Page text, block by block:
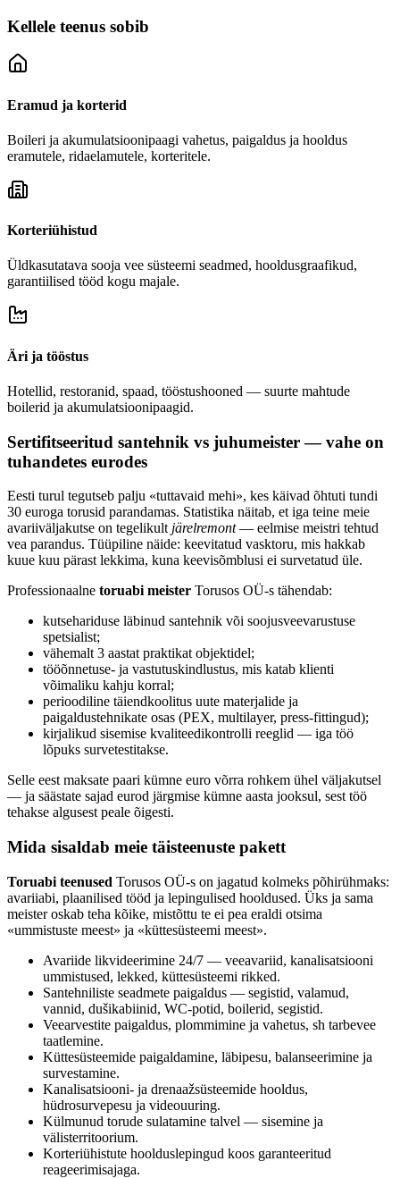
Kellele teenus sobib
Eramud ja korterid
Boileri ja akumulatsioonipaagi vahetus, paigaldus ja hooldus
eramutele, ridaelamutele, korteritele.
Korteriühistud
Üldkasutatava sooja vee süsteemi seadmed, hooldusgraafikud,
garantiilised tööd kogu majale.
Äri ja tööstus
Hotellid, restoranid, spaad, tööstushooned — suurte mahtude
boilerid ja akumulatsioonipaagid.
Sertifitseeritud santehnik vs juhumeister — vahe on
tuhandetes eurodes
Eesti turul tegutseb palju «tuttavaid mehi», kes käivad õhtuti tundi
30 euroga torusid parandamas. Statistika näitab, et iga teine meie
avariiväljakutse on tegelikult järelremont— eelmise meistri tehtud
vea parandus. Tüüpiline näide: keevitatud vasktoru, mis hakkab
kuue kuu pärast lekkima, kuna keevisõmblusi ei survetatud üle.
Professionaalne toruabi meister Torusos OÜ-s tähendab:
kutsehariduse läbinud santehnik või soojusveevarustuse
spetsialist;
vähemalt 3 aastat praktikat objektidel;
tööõnnetuse- ja vastutuskindlustus, mis katab klienti
võimaliku kahju korral;
perioodiline täiendkoolitus uute materjalide ja
paigaldustehnikate osas (PEX, multilayer, press-fittingud);
kirjalikud sisemise kvaliteedikontrolli reeglid — iga töö
lõpuks survetestitakse.
Selle eest maksate paari kümne euro võrra rohkem ühel väljakutsel
— ja säästate sajad eurod järgmise kümne aasta jooksul, sest töö
tehakse algusest peale õigesti.
Mida sisaldab meie täisteenuste pakett
Toruabi teenused Torusos OÜ-s on jagatud kolmeks põhirühmaks:
avariiabi, plaanilised tööd ja lepingulised hooldused. Üks ja sama
meister oskab teha kõike, mistõttu te ei pea eraldi otsima
«ummistuste meest» ja «küttesüsteemi meest».
Avariide likvideerimine 24/7 — veeavariid, kanalisatsiooni
ummistused, lekked, küttesüsteemi rikked.
Santehniliste seadmete paigaldus — segistid, valamud,
vannid, dušikabiinid, WC-potid, boilerid, segistid.
Veearvestite paigaldus, plommimine ja vahetus, sh tarbevee
taatlemine.
Küttesüsteemide paigaldamine, läbipesu, balanseerimine ja
survestamine.
Kanalisatsiooni- ja drenaažsüsteemide hooldus,
hüdrosurvepesu ja videouuring.
Külmunud torude sulatamine talvel — sisemine ja
välisterritoorium.
Korteriühistute hoolduslepingud koos garanteeritud
reageerimisajaga.